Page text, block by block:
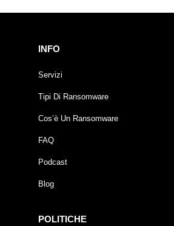
INFO
Servizi
Tipi Di Ransomware
Cos’è Un Ransomware
FAQ
Podcast
Blog
POLITICHE